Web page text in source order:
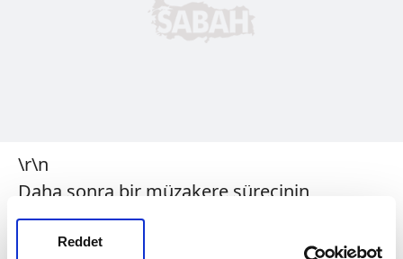
Reddet
\r\n
Daha sonra bir müzakere sürecinin
olacağına işaret eden Merkel, "Biz şimdiden
4 adımıönceden düşünemeyiz.